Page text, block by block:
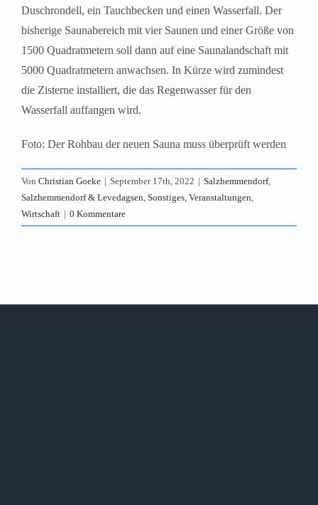
Duschrondell, ein Tauchbecken und einen Wasserfall. Der
bisherige Saunabereich mit vier Saunen und einer Größe von
1500 Quadratmetern soll dann auf eine Saunalandschaft mit
5000 Quadratmetern anwachsen. In Kürze wird zumindest
die Zisterne installiert, die das Regenwasser für den
Wasserfall auffangen wird.
Foto: Der Rohbau der neuen Sauna muss überprüft werden
Von Christian Goeke | September 17th, 2022 | Salzhemmendorf,
Salzhemmendorf & Levedagsen, Sonstiges, Veranstaltungen,
Wirtschaft | 0 Kommentare